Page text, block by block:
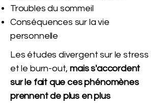
Troubles du sommeil
Conséquences sur la vie
personnelle
Les études divergent sur le stress
et le burn-out,mais s'accordent
sur le fait que ces phénomènes
prennent de plus en plus